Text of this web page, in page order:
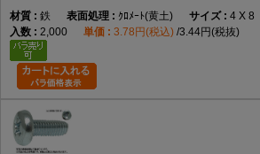
鉄
ｸﾛﾒｰﾄ(黄土) 4 X 8
2,000
3.78円(税込) 3.44円(税抜)